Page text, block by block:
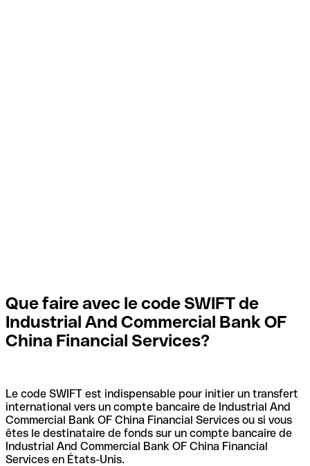
Que faire avec le code SWIFT de
Industrial And Commercial Bank OF
China Financial Services?
Le code SWIFT est indispensable pour initier un transfert
international vers un compte bancaire de Industrial And
Commercial Bank OF China Financial Services ou si vous
êtes le destinataire de fonds sur un compte bancaire de
Industrial And Commercial Bank OF China Financial
Services en États-Unis.